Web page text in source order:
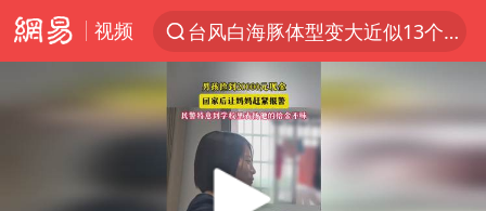
视频
台风白海豚体型变大近似13个浙江面积
夜幕落下 运动上场
美国将对多晶硅衍生品加征15%关税
改名后的“青海拉面”店